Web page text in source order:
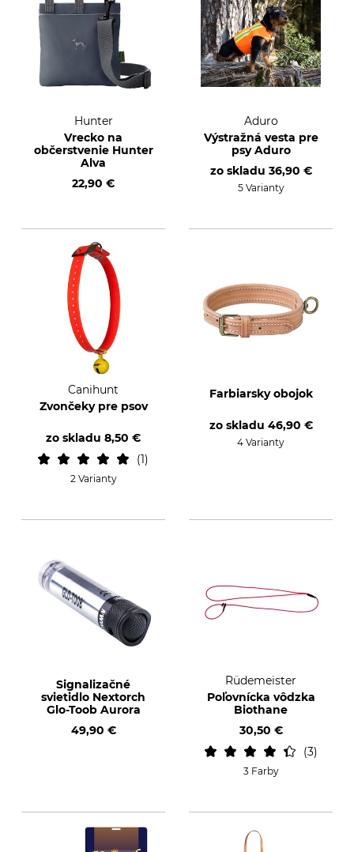
Hunter
Vrecko na
občerstvenie Hunter
Alva
22,90 €
Aduro
Výstražná vesta pre
psy Aduro
zo skladu 36,90 €
5 Varianty
Canihunt
Zvončeky pre psov
zo skladu 8,50 €
1
2 Varianty
Farbiarsky obojok
zo skladu 46,90 €
4 Varianty
Signalizačné
svietidlo Nextorch
Glo-Toob Aurora
49,90 €
Rüdemeister
Poľovnícka vôdzka
Biothane
30,50 €
3
3 Farby